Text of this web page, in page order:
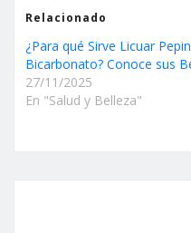
Relacionado
¿Para qué Sirve Licuar
Bicarbonato? Conoce sus
27/11/2025
En "Salud y Belleza"